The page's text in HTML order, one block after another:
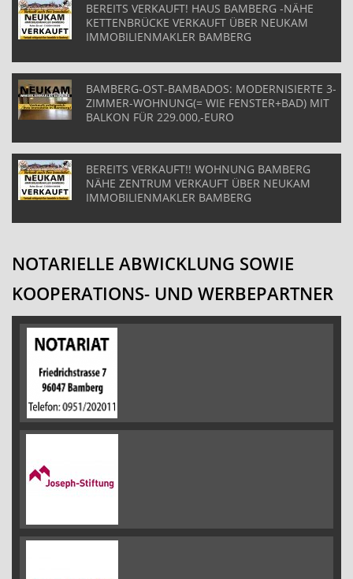
BEREITS VERKAUFT! HAUS BAMBERG -NÄHE
KETTENBRÜCKE VERKAUFT ÜBER NEUKAM
IMMOBILIENMAKLER BAMBERG
BAMBERG-OST-BAMBADOS: MODERNISIERTE 3-
ZIMMER-WOHNUNG(= WIE FENSTER+BAD) MIT
BALKON FÜR 229.000,-EURO
BEREITS VERKAUFT!! WOHNUNG BAMBERG
NÄHE ZENTRUM VERKAUFT ÜBER NEUKAM
IMMOBILIENMAKLER BAMBERG
NOTARIELLE ABWICKLUNG SOWIE
KOOPERATIONS- UND WERBEPARTNER